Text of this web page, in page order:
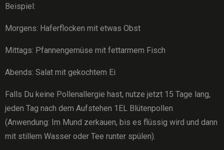
Beispiel:
Morgens: Haferflocken mit etwas Obst
Mittags: Pfannengemüse mit fettarmem Fisch
Abends: Salat mit gekochtem Ei
Falls Du keine Pollenallergie hast, nutze jetzt 15 Tage lang,
jeden Tag nach dem Aufstehen 1EL Blütenpollen
(Anwendung: Im Mund zerkauen, bis es flüssig wird und dann
mit stillem Wasser oder Tee runter spülen).